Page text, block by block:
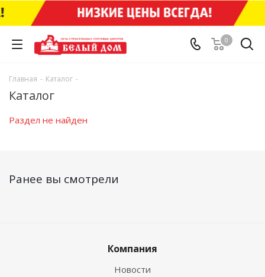
0
Главная - Каталог -
Каталог
Раздел не найден
Ранее вы смотрели
Компания
Новости